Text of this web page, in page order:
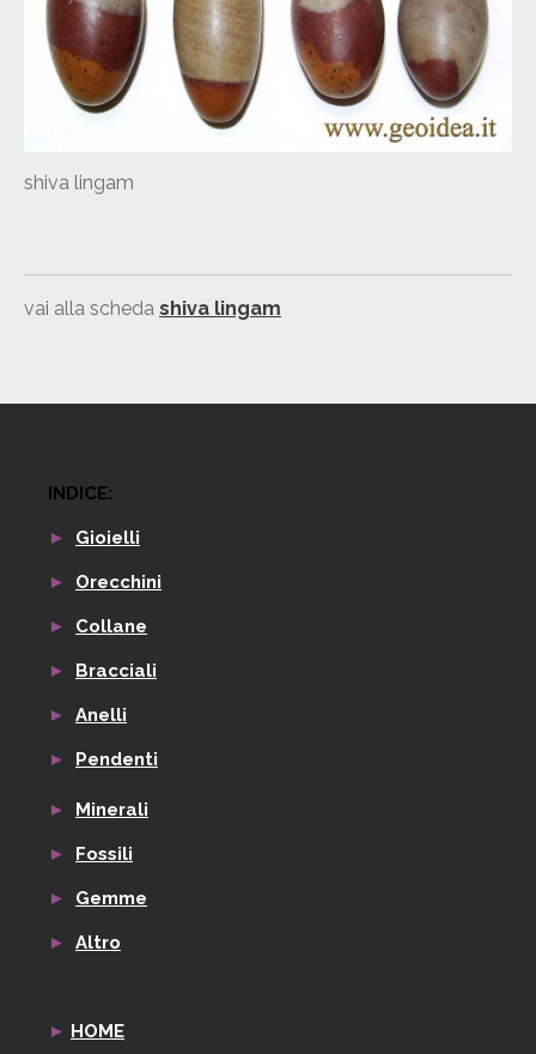
lepidolite
orecchini in argento con
shiva lingam
vai alla scheda shiva lingam
INDICE:
► Gioielli
► Orecchini
► Collane
► Bracciali
► Anelli
► Pendenti
► Minerali
► Fossili
► Gemme
► Altro
► HOME